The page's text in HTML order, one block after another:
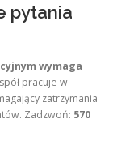
pytania
wymaga
pracuje w
zatrzymania
Zadzwoń: 570